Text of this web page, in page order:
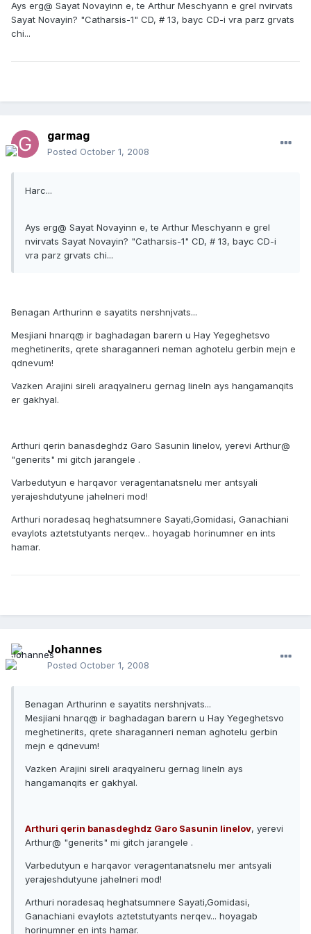
Ays erg@ Sayat Novayinn e, te Arthur Meschyann e grel nvirvats
Sayat Novayin? "Catharsis-1" CD, # 13, bayc CD-i vra parz grvats
chi...
garmag
Posted October 1, 2008
Harc...
Ays erg@ Sayat Novayinn e, te Arthur Meschyann e grel
nvirvats Sayat Novayin? "Catharsis-1" CD, # 13, bayc CD-i
vra parz grvats chi...
Benagan Arthurinn e sayatits nershnjvats...
Mesjiani hnarq@ ir baghadagan barern u Hay Yegeghetsvo
meghetinerits, qrete sharaganneri neman aghotelu gerbin mejn e
qdnevum!
Vazken Arajini sireli araqyalneru gernag lineln ays hangamanqits
er gakhyal.
Arthuri qerin banasdeghdz Garo Sasunin linelov, yerevi Arthur@
"generits" mi gitch jarangele .
Varbedutyun e harqavor veragentanatsnelu mer antsyali
yerajeshdutyune jahelneri mod!
Arthuri noradesaq heghatsumnere Sayati,Gomidasi, Ganachiani
evaylots aztetstutyants nerqev... hoyagab horinumner en ints
hamar.
Johannes
Posted October 1, 2008
Benagan Arthurinn e sayatits nershnjvats...
Mesjiani hnarq@ ir baghadagan barern u Hay Yegeghetsvo
meghetinerits, qrete sharaganneri neman aghotelu gerbin
mejn e qdnevum!
Vazken Arajini sireli araqyalneru gernag lineln ays
hangamanqits er gakhyal.
Arthuri qerin banasdeghdz Garo Sasunin linelov, yerevi
Arthur@ "generits" mi gitch jarangele .
Varbedutyun e harqavor veragentanatsnelu mer antsyali
yerajeshdutyune jahelneri mod!
Arthuri noradesaq heghatsumnere Sayati,Gomidasi,
Ganachiani evaylots aztetstutyants nerqev... hoyagab
horinumner en ints hamar.